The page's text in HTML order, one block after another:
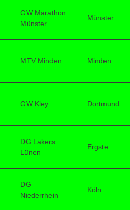
GW Marathon
Münster
Münster
MTV Minden Minden
GW Kley Dortmund
DG Lakers
Lünen
Ergste
DG
Niederrhein
Köln